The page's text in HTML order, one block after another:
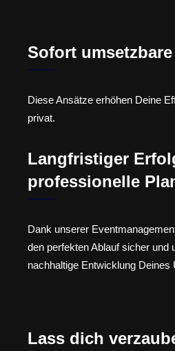
Sofort
Diese Ansätze erhöhen Deine
privat.
Langfristiger
professionelle
Dank unserer
den perfekten Ablauf sicher und
nachhaltige Entwicklung Deines
Lass dich